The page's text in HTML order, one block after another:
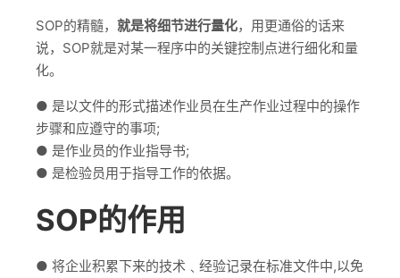
SOP的精髓， 就是将细节进行量化，用更通俗的话来
说，SOP就是对某一程序中的关键控制点进行细化和量
化。
● 是以文件的形式描述作业员在生产作业过程中的操作
步骤和应遵守的事项;
● 是作业员的作业指导书;
● 是检验员用于指导工作的依据。
SOP的作用
● 将企业积累下来的技术﹑经验记录在标准文件中,以免